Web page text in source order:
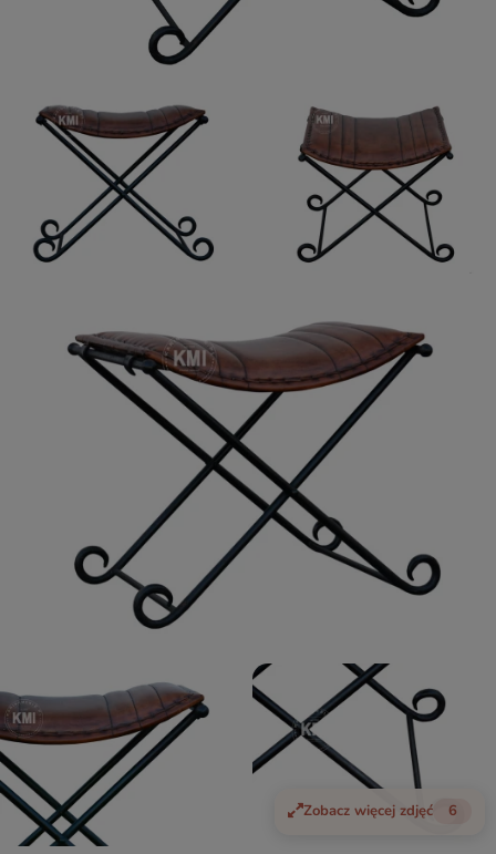
Zobacz więcej zdjęć 6